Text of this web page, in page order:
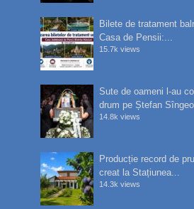
Bilete de tratament
Casa de Pensii:...
15.7k views
Sute de oameni l-au
drum pe Ștefan
14.8k views
Producție record de
creat la Stațiunea...
14.3k views